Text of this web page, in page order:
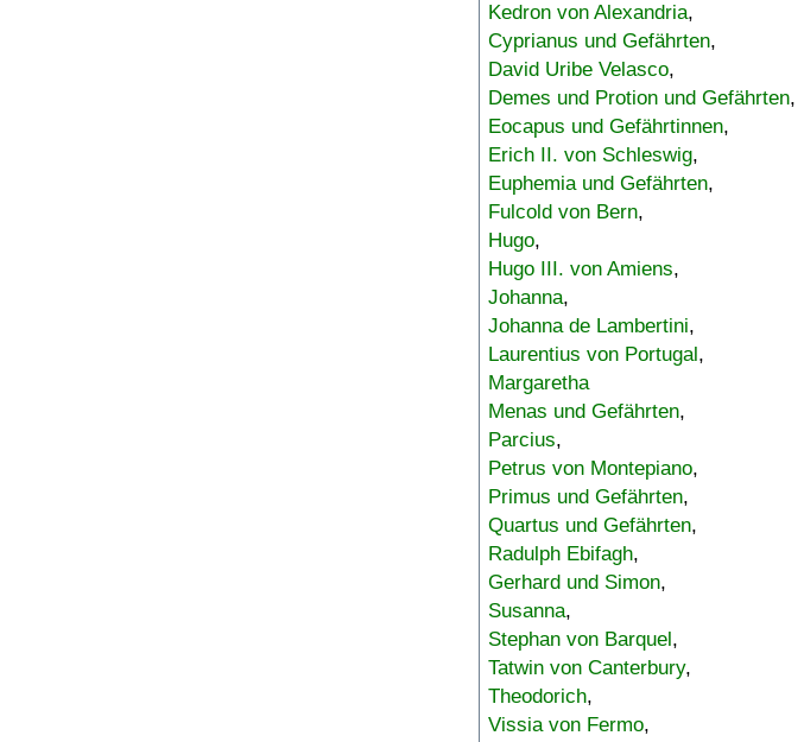
Kedron von Alexandria,
Cyprianus und Gefährten,
David Uribe Velasco,
Demes und Protion und Gefährten,
Eocapus und Gefährtinnen,
Erich II. von Schleswig,
Euphemia und Gefährten,
Fulcold von Bern,
Hugo,
Hugo III. von Amiens,
Johanna,
Johanna de Lambertini,
Laurentius von Portugal,
Margaretha
Menas und Gefährten,
Parcius,
Petrus von Montepiano,
Primus und Gefährten,
Quartus und Gefährten,
Radulph Ebifagh,
Gerhard und Simon,
Susanna,
Stephan von Barquel,
Tatwin von Canterbury,
Theodorich,
Vissia von Fermo,